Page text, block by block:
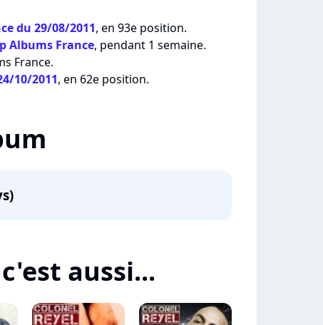
du 29/08/2011, en 93e position.
Albums France, pendant 1 semaine.
France.
10/2011, en 62e position.
aussi...